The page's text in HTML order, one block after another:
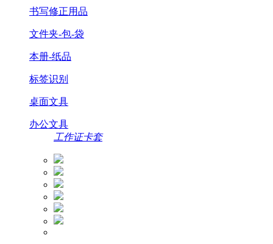
书写修正用品
文件夹-包-袋
本册-纸品
标签识别
桌面文具
办公文具
工作证卡套